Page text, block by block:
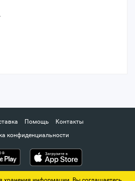
Помощь
Контакты
конфиденциальности